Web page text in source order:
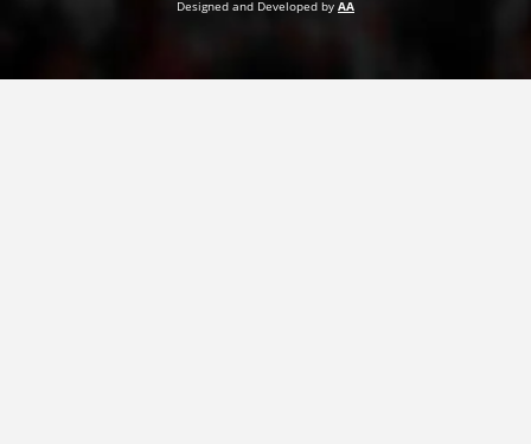
Designed and Developed by AA